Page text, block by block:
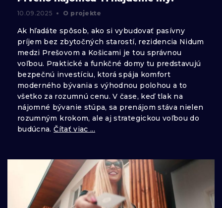
10.09.2025 O projekte
Ak hľadáte spôsob, ako si vybudovať pasívny
príjem bez zbytočných starostí, rezidencia Nidum
medzi Prešovom a Košicami je tou správnou
voľbou. Praktické a funkčné domy tu predstavujú
bezpečnú investíciu, ktorá spája komfort
moderného bývania s výhodnou polohou a to
všetko za rozumnú cenu. V čase, keď tlak na
nájomné bývanie stúpa, sa prenájom stáva nielen
rozumným krokom, ale aj strategickou voľbou do
budúcna.Čítať viac ...